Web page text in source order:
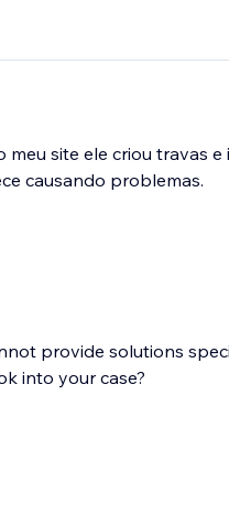
site ele criou travas e
causando problemas.
provide solutions
into your case?